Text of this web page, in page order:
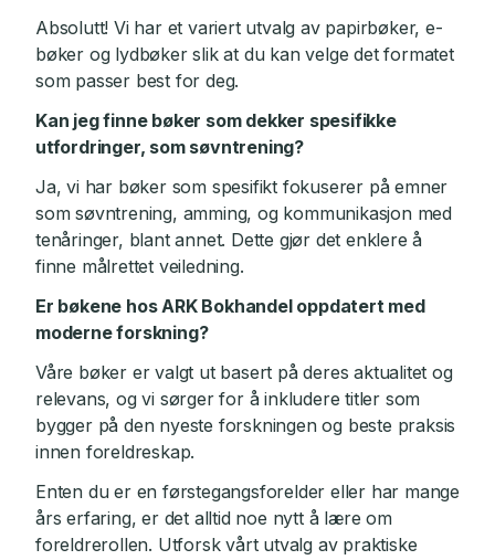
Absolutt! Vi har et variert utvalg av papirbøker, e-
bøker og lydbøker slik at du kan velge det formatet
som passer best for deg.
Kan jeg finne bøker som dekker spesifikke
utfordringer, som søvntrening?
Ja, vi har bøker som spesifikt fokuserer på emner
som søvntrening, amming, og kommunikasjon med
tenåringer, blant annet. Dette gjør det enklere å
finne målrettet veiledning.
Er bøkene hos ARK Bokhandel oppdatert med
moderne forskning?
Våre bøker er valgt ut basert på deres aktualitet og
relevans, og vi sørger for å inkludere titler som
bygger på den nyeste forskningen og beste praksis
innen foreldreskap.
Enten du er en førstegangsforelder eller har mange
års erfaring, er det alltid noe nytt å lære om
foreldrerollen. Utforsk vårt utvalg av praktiske